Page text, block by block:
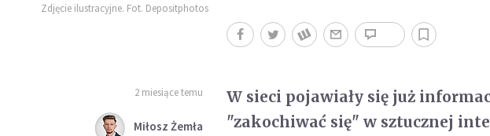
Zdjęcie ilustracyjne. Fot. Depositphotos
2 miesiące temu
Miłosz Żemła
W sieci pojawiały się już
"zakochiwać się" w sztucznej